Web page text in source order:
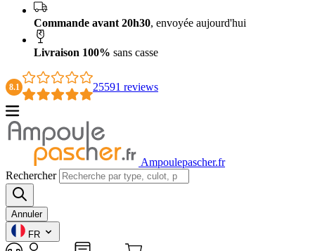
Commande avant 20h30, envoyée aujourd'hui
Livraison 100% sans casse
8.1 25591 reviews
Ampoulepascher.fr
Rechercher
Annuler
FR